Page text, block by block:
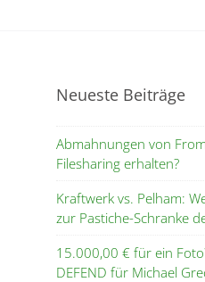
Neueste Beiträge
Abmahnungen von
Filesharing erhalten?
Kraftwerk vs. Pelham:
zur Pastiche-Schranke
15.000,00 € für ein
DEFEND für Michael